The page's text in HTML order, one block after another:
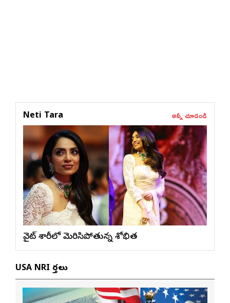
Neti Tara అన్నీ చూడండి
వైట్ శారీలో మెరిసిపోతున్న శోభిత
USA NRI వార్తలు